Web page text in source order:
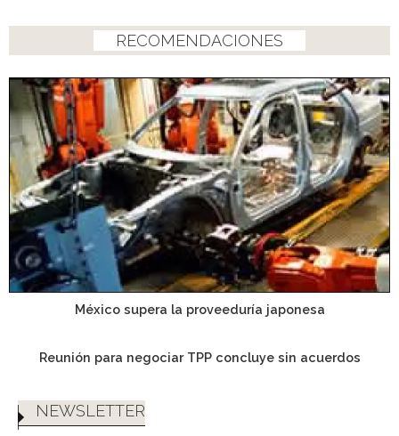
RECOMENDACIONES
México supera la proveeduría japonesa
Reunión para negociar TPP concluye sin acuerdos
NEWSLETTER